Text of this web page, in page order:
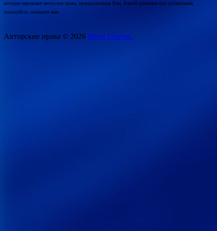
которые нарушают авторские права, принадлежащие Вам, Вашей компании или организации,
пожалуйста, сообщите нам.
Авторские права © 2026 Mega Cinema..